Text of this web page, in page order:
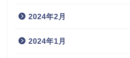
2024年2月
2024年1月